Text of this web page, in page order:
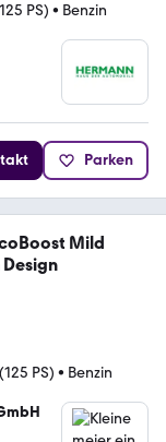
PS) • Benzin
Parken
Mild
PS) • Benzin